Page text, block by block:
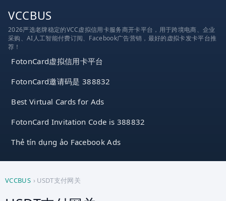
VCCBUS
2026严选老牌稳定的VCC虚拟信用卡服务商开卡平台，用于跨境电商、企业
采购、AI人工智能付费订阅、Facebook广告营销，最好的虚拟卡发卡平台推
荐！
FotonCard虚拟信用卡平台
FotonCard邀请码是 388832
Best Virtual Cards for Ads
FotonCard Invitation Code is 388832
Thẻ tín dụng ảo Facebook Ads
VCCBUS › USDT支付网关